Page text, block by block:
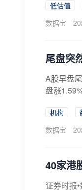
低估值
数据宝
尾盘突
A股早盘
盘涨
机构
数据宝
40家港
证券时报